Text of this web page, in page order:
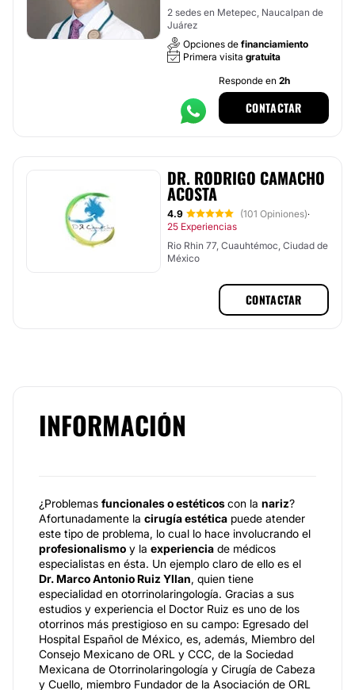
2 sedes en Metepec, Naucalpan de
Juárez
Opciones de financiamiento
Primera visita gratuita
Responde en 2h
CONTACTAR
DR. RODRIGO CAMACHO
ACOSTA
4.9 (101 Opiniones)·
25 Experiencias
Rio Rhin 77, Cuauhtémoc, Ciudad de
México
CONTACTAR
INFORMACIÓN
¿Problemas funcionales o estéticoscon la nariz?
Afortunadamente la cirugía estética puede atender
este tipo de problema, lo cual lo hace involucrando el
profesionalismo y la experiencia de médicos
especialistas en ésta. Un ejemplo claro de ello es el
Dr. Marco Antonio Ruiz Yllan, quien tiene
especialidad en otorrinolaringología. Gracias a sus
estudios y experiencia el Doctor Ruiz es uno de los
otorrinos más prestigioso en su campo: Egresado del
Hospital Español de México, es, además, Miembro del
Consejo Mexicano de ORL y CCC, de la Sociedad
Mexicana de Otorrinolaringología y Cirugía de Cabeza
y Cuello, miembro Fundador de la Asociación de ORL